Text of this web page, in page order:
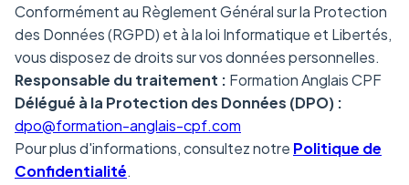
Conformément au Règlement Général sur la Protection
des Données (RGPD) et à la loi Informatique et Libertés,
vous disposez de droits sur vos données personnelles.
Responsable du traitement : Formation Anglais CPF
Délégué à la Protection des Données (DPO) :
dpo@formation-anglais-cpf.com
Pour plus d'informations, consultez notre Politique de
Confidentialité.